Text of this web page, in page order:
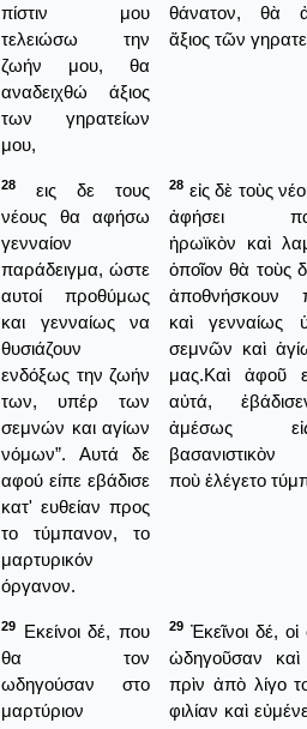
πίστιν μου
τελειώσω την
ζωήν μου, θα
αναδειχθώ άξιος
των γηρατείων
μου,
θάνατον, θὰ
ἄξιος τῶν
28
εις δε τους
νέους θα αφήσω
γενναίον
παράδειγμα, ώστε
αυτοί προθύμως
και γενναίως να
θυσιάζουν
ενδόξως την ζωήν
των, υπέρ των
σεμνών και αγίων
νόμων”. Αυτά δε
αφού είπε εβάδισε
κατ' ευθείαν προς
το τύμπανον, το
μαρτυρικόν
όργανον.
28 εἰς δὲ τοὺς
ἀφήσει
ἡρωϊκὸν καὶ
ὁποῖον θὰ τοὺς
ἀποθνήσκουν
καὶ γενναίως
σεμνῶν καὶ
μας.Καὶ ἀφοῦ
αὐτά,
ἀμέσως
βασανιστικὸν
ποὺ ἐλέγετο
29
Εκείνοι δέ, που
θα τον
ωδηγούσαν στο
μαρτύριον
29 Ἐκεῖνοι δέ, οἱ
ὠδηγοῦσαν καὶ
πρὶν ἀπὸ λίγο
φιλίαν καὶ